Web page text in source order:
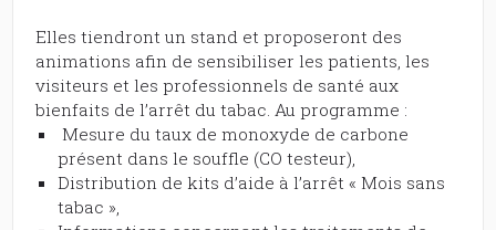
Elles tiendront un stand et proposeront des
animations afin de sensibiliser les patients, les
visiteurs et les professionnels de santé aux
bienfaits de l’arrêt du tabac. Au programme :
Mesure du taux de monoxyde de carbone
présent dans le souffle (CO testeur),
Distribution de kits d’aide à l’arrêt « Mois sans
tabac »,